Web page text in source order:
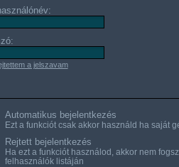
a jelszavam
Automatikus bejelentkezés
Ezt a funkciót csak akkor használd ha saját
Rejtett bejelentkezés
Ha ezt a funkciót használod, akkor nem
felhasználók listáján